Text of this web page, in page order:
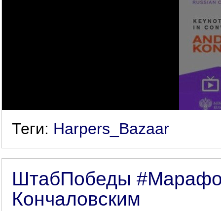
Теги: Harpers_Bazaar
ШтабПобеды
Кончаловским